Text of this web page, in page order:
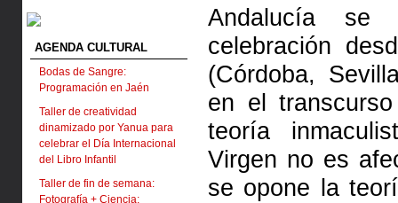
AGENDA CULTURAL
Bodas de Sangre:
Programación en Jaén
Taller de creatividad
dinamizado por Yanua para
celebrar el Día Internacional
del Libro Infantil
Taller de fin de semana:
Fotografía + Ciencia:
Andalucía se
celebración
(Córdoba,
en el
teoría
Virgen no es
se opone la